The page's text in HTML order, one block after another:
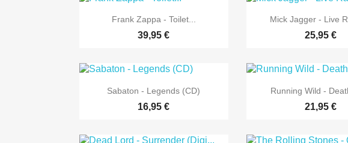
 Vorschau
Frank Zappa - Toilet...
39,95 €

Mick Jagger - Live
25,95 €
 Vorschau
Sabaton - Legends (CD)
16,95 €

Running Wild -
21,95 €